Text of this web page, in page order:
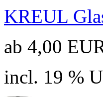
KREUL
ab 4,00
incl. 19 %